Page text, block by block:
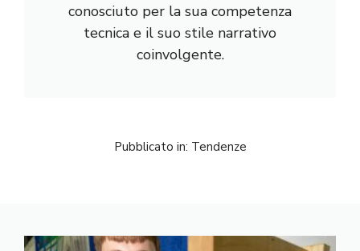
conosciuto per la sua competenza
tecnica e il suo stile narrativo
coinvolgente.
Pubblicato in: Tendenze